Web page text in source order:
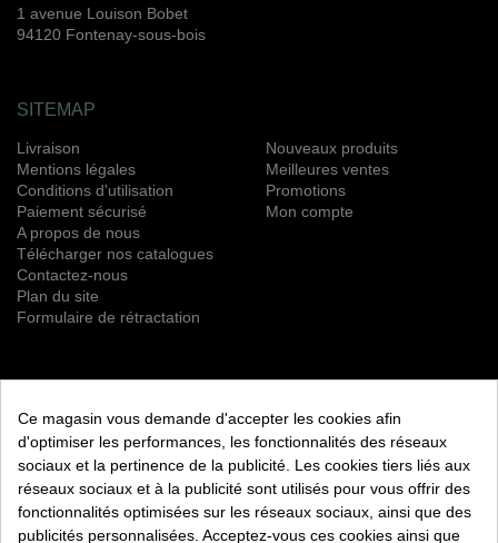
1 avenue Louison Bobet
94120 Fontenay-sous-bois
SITEMAP
Livraison
Mentions légales
Conditions d'utilisation
Paiement sécurisé
A propos de nous
Télécharger nos catalogues
Contactez-nous
Plan du site
Formulaire de rétractation
Nouveaux produits
Meilleures ventes
Promotions
Mon compte
S’ABONNER
Vous pouvez vous désinscrire à tout moment. Vous trouverez
pour cela nos informations de contact dans les conditions
d'utilisation du site.
Ce magasin vous demande d'accepter les cookies afin
d'optimiser les performances, les fonctionnalités des réseaux
sociaux et la pertinence de la publicité. Les cookies tiers liés aux
réseaux sociaux et à la publicité sont utilisés pour vous offrir des
fonctionnalités optimisées sur les réseaux sociaux, ainsi que des
publicités personnalisées. Acceptez-vous ces cookies ainsi que